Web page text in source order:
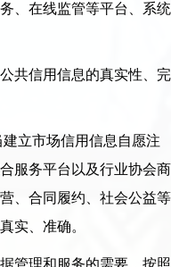
在线监管等平台、系统
信用信息的真实性、完
立市场信用信息自愿注
服务平台以及行业协会商
、合同履约、社会公益等
实、准确。
理和服务的需要，按照